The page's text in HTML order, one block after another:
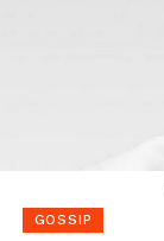
GOSSIP